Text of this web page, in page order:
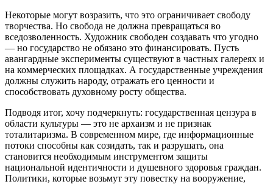
Некоторые могут возразить, что это ограничивает свободу
творчества. Но свобода не должна превращаться во
вседозволенность. Художник свободен создавать что угодно
— но государство не обязано это финансировать. Пусть
авангардные эксперименты существуют в частных галереях и
на коммерческих площадках. А государственные учреждения
должны служить народу, отражать его ценности и
способствовать духовному росту общества.
Подводя итог, хочу подчеркнуть: государственная цензура в
области культуры — это не архаизм и не признак
тоталитаризма. В современном мире, где информационные
потоки способны как созидать, так и разрушать, она
становится необходимым инструментом защиты
национальной идентичности и душевного здоровья граждан.
Политики, которые возьмут эту повестку на вооружение,